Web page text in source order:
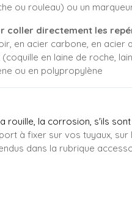
ou rouleau) ou un
coller directement les
en acier carbone, en acier
en laine de roche,
ou en polypropylène
rouille, la corrosion, s'ils
à fixer sur vos tuyaux,
dans la rubrique